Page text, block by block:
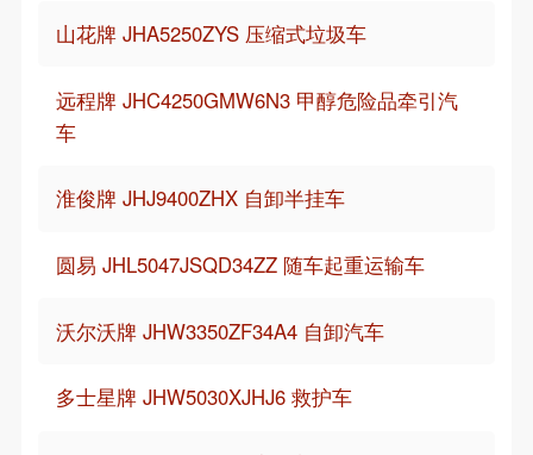
山花牌 JHA5250ZYS 压缩式垃圾车
远程牌 JHC4250GMW6N3 甲醇危险品牵引汽
车
淮俊牌 JHJ9400ZHX 自卸半挂车
圆易 JHL5047JSQD34ZZ 随车起重运输车
沃尔沃牌 JHW3350ZF34A4 自卸汽车
多士星牌 JHW5030XJHJ6 救护车